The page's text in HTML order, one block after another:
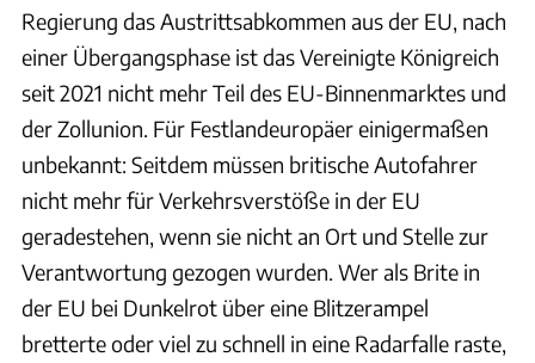
Regierung das Austrittsabkommen aus der EU, nach
einer Übergangsphase ist das Vereinigte Königreich
seit 2021 nicht mehr Teil des EU-Binnenmarktes und
der Zollunion. Für Festlandeuropäer einigermaßen
unbekannt: Seitdem müssen britische Autofahrer
nicht mehr für Verkehrsverstöße in der EU
geradestehen, wenn sie nicht an Ort und Stelle zur
Verantwortung gezogen wurden. Wer als Brite in
der EU bei Dunkelrot über eine Blitzerampel
bretterte oder viel zu schnell in eine Radarfalle raste,